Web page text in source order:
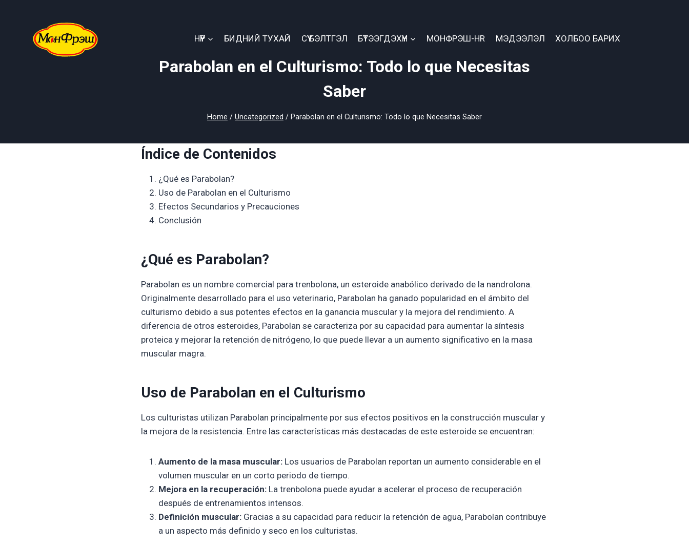
НҮҮР БИДНИЙ ТУХАЙ СҮҮ БЭЛТГЭЛ БҮТЭЭГДЭХҮҮН МОНФРЭШ-HR МЭДЭЭЛЭЛ ХОЛБОО БАРИХ
Parabolan en el Culturismo: Todo lo que Necesitas
Saber
Home / Uncategorized / Parabolan en el Culturismo: Todo lo que Necesitas Saber
Índice de Contenidos
¿Qué es Parabolan?
Uso de Parabolan en el Culturismo
Efectos Secundarios y Precauciones
Conclusión
¿Qué es Parabolan?
Parabolan es un nombre comercial para trenbolona, un esteroide anabólico derivado de la nandrolona.
Originalmente desarrollado para el uso veterinario, Parabolan ha ganado popularidad en el ámbito del
culturismo debido a sus potentes efectos en la ganancia muscular y la mejora del rendimiento. A
diferencia de otros esteroides, Parabolan se caracteriza por su capacidad para aumentar la síntesis
proteica y mejorar la retención de nitrógeno, lo que puede llevar a un aumento significativo en la masa
muscular magra.
Uso de Parabolan en el Culturismo
Los culturistas utilizan Parabolan principalmente por sus efectos positivos en la construcción muscular y
la mejora de la resistencia. Entre las características más destacadas de este esteroide se encuentran:
Aumento de la masa muscular: Los usuarios de Parabolan reportan un aumento considerable en el
volumen muscular en un corto periodo de tiempo.
Mejora en la recuperación: La trenbolona puede ayudar a acelerar el proceso de recuperación
después de entrenamientos intensos.
Definición muscular: Gracias a su capacidad para reducir la retención de agua, Parabolan contribuye
a un aspecto más definido y seco en los culturistas.